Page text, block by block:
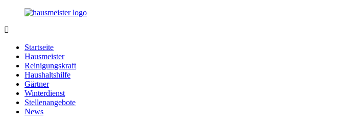
Zurück
Inhalt
Hausmeister.de
rund
Ihren
Haushalt
Startseite
Hausmeister
Reinigungskraft
Haushaltshilfe
Gärtner
Winterdienst
Stellenangebote
News